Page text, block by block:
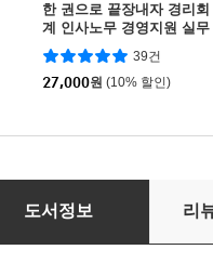
한 권으로 끝장내자 경리회
계 인사노무 경영지원 실무
설명서
39건
27,000원 (10% 할인)
별 경리 세무회계, 부가가
도서정보 리